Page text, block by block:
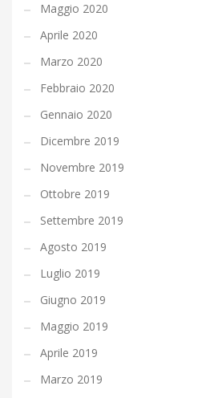
Maggio 2020
Aprile 2020
Marzo 2020
Febbraio 2020
Gennaio 2020
Dicembre 2019
Novembre 2019
Ottobre 2019
Settembre 2019
Agosto 2019
Luglio 2019
Giugno 2019
Maggio 2019
Aprile 2019
Marzo 2019